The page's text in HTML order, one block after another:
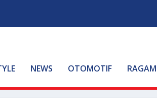
NEWS OTOMOTIF RAGAM